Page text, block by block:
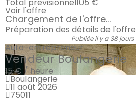
Voir l'offre
Chargement de l'offre...
Préparation des détails de l'offre
Publiée il y a 38 jours
Auto-entrepreneur
Vendeur Boulangerie
15 € / heure
Boulangerie
11 août 2026
75011